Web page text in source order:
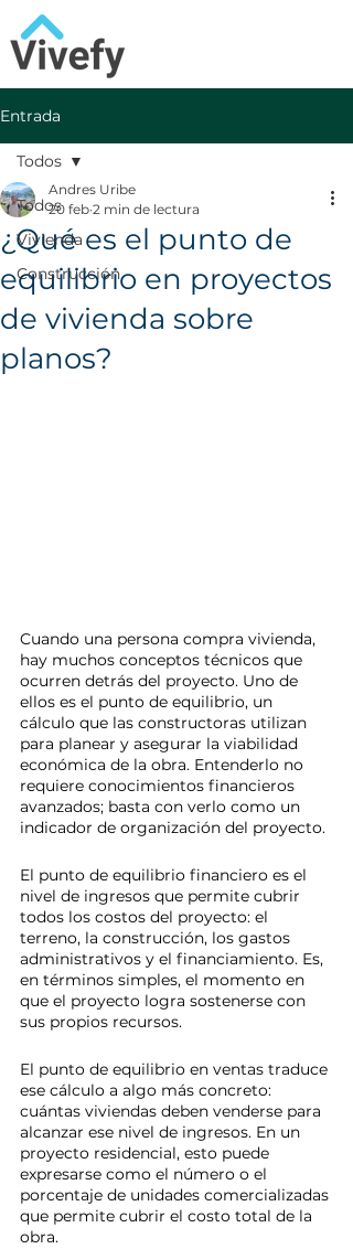
Entrada
Todos
Vivienda
Construcción
Todos
¿Qué es el punto de
equilibrio en proyectos
de vivienda sobre
planos?
Andres Uribe
20 feb 2 min de lectura
Cuando una persona compra vivienda,
hay muchos conceptos técnicos que
ocurren detrás del proyecto. Uno de
ellos es el punto de equilibrio, un
cálculo que las constructoras utilizan
para planear y asegurar la viabilidad
económica de la obra. Entenderlo no
requiere conocimientos financieros
avanzados; basta con verlo como un
indicador de organización del proyecto.
El punto de equilibrio financiero es el
nivel de ingresos que permite cubrir
todos los costos del proyecto: el
terreno, la construcción, los gastos
administrativos y el financiamiento. Es,
en términos simples, el momento en
que el proyecto logra sostenerse con
sus propios recursos.
El punto de equilibrio en ventas traduce
ese cálculo a algo más concreto:
cuántas viviendas deben venderse para
alcanzar ese nivel de ingresos. En un
proyecto residencial, esto puede
expresarse como el número o el
porcentaje de unidades comercializadas
que permite cubrir el costo total de la
obra.